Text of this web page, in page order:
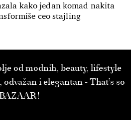
kako jedan komad nakita
ceo stajling
od modnih, beauty, lifestyle
i elegantan - That’s so